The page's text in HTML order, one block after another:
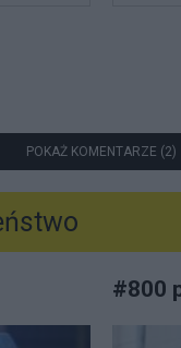
POKAŻ KOMENTARZE (2)
#800